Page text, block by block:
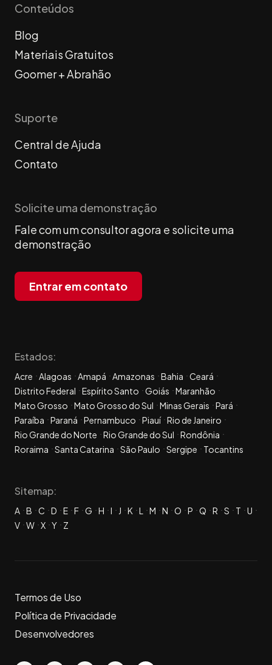
Conteúdos
Blog
Materiais Gratuitos
Goomer + Abrahão
Suporte
Central de Ajuda
Contato
Solicite uma demonstração
Fale com um consultor agora e solicite uma
demonstração
Entrar em contato
Estados:
Acre Alagoas Amapá Amazonas Bahia
Ceará
Distrito Federal
Espírito Santo Goiás
Maranhão
Mato Grosso
Mato Grosso do Sul Minas Gerais
Pará
Paraíba
Paraná Pernambuco Piauí Rio de Janeiro
Rio Grande do Norte
Rio Grande do Sul
Rondônia
Roraima
Santa Catarina São Paulo Sergipe Tocantins
Sitemap:
A B C D E F G H I J K L M N O P Q R S T
U
V W X Y Z
Termos de Uso
Política de Privacidade
Desenvolvedores